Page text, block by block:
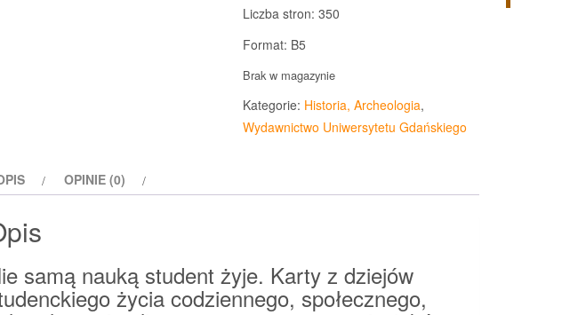
Liczba stron: 350
Format: B5
Brak w magazynie
Kategorie: Historia, Archeologia,
Wydawnictwo Uniwersytetu Gdańskiego
OPINIE (0)
samą nauką student żyje. Karty z dziejów
życia codziennego, społecznego,